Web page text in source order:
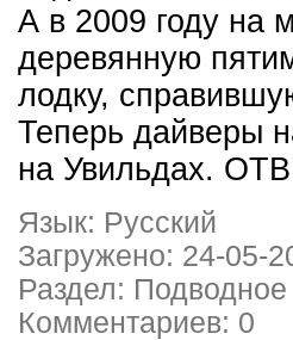
А в 2009 году на
деревянную
лодку,
Теперь дайверы
на Увильдах.
Язык: Русский
Загружено: 24-05-
Раздел: Подводное
Комментариев: 0